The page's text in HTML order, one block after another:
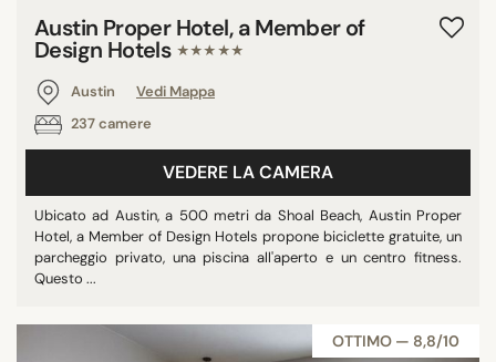
Austin Proper Hotel, a Member of
Design Hotels ★★★★★
Austin
Vedi Mappa
237 camere
VEDERE LA CAMERA
Ubicato ad Austin, a 500 metri da Shoal Beach, Austin Proper
Hotel, a Member of Design Hotels propone biciclette gratuite, un
parcheggio privato, una piscina all'aperto e un centro fitness.
Questo ...
OTTIMO — 8,8/10